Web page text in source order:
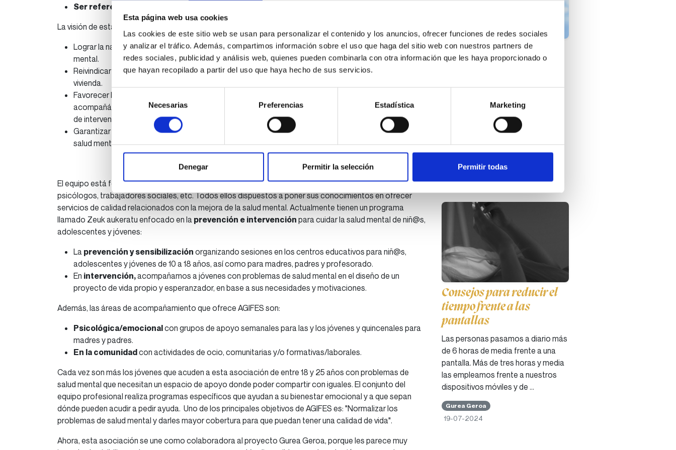
Esta página web usa cookies
Las cookies de este sitio web se usan para personalizar el contenido y los anuncios, ofrecer funciones de redes sociales
y analizar el tráfico. Además, compartimos información sobre el uso que haga del sitio web con nuestros partners de
redes sociales, publicidad y análisis web, quienes pueden combinarla con otra información que les haya proporcionado o
que hayan recopilado a partir del uso que haya hecho de sus servicios.
Selección
consentimiento
Necesarias Preferencias Estadística Marketing
Denegar Permitir la selección Permitir todas
Ser referentes en salud mental en Gipuzkoa.
La visión de esta asociación es:
Lograr la naturalización e integración en la comunidad de las personas con problemas de salud
mental.
Reivindicar servicios de calidad para nuestro colectivo en los ámbitos social, laboral, sanitario y de
vivienda.
Favorecer la calidad de vida de las personas con problemas de salud mental y de sus familiares
acompañándolos en la elaboración y logro de sus proyectos de vida individuales mediante un modelo
de intervención centrado en la persona.
Garantizar el cumplimiento de los derechos ciudadanos de todas las personas con problemas de
salud mental.
El equipo está formado por aproximadamente 50 trabajadores: educadores sociales, monitores,
psicólogos, trabajadores sociales, etc. Todos ellos dispuestos a poner sus conocimientos en ofrecer
servicios de calidad relacionados con la mejora de la salud mental. Actualmente tienen un programa
llamado Zeuk aukeratu enfocado en la prevención e intervención para cuidar la salud mental de niñ@s,
adolescentes y jóvenes:
La prevención y sensibilización organizando sesiones en los centros educativos para niñ@s,
adolescentes y jóvenes de 10 a 18 años, así como para madres, padres y profesorado.
En intervención,acompañamos a jóvenes con problemas de salud mental en el diseño de un
proyecto de vida propio y esperanzador, en base a sus necesidades y motivaciones.
Además, las áreas de acompañamiento que ofrece AGIFES son:
Psicológica/emocionalcon grupos de apoyo semanales para las y los jóvenes y quincenales para
madres y padres.
En la comunidadcon actividades de ocio, comunitarias y/o formativas/laborales.
Cada vez son más los jóvenes que acuden a esta asociación de entre 18 y 25 años con problemas de
salud mental que necesitan un espacio de apoyo donde poder compartir con iguales. El conjunto del
equipo profesional realiza programas específicos que ayudan a su bienestar emocional y a que sepan
dónde pueden acudir a pedir ayuda. Uno de los principales objetivos de AGIFES es: "Normalizar los
problemas de salud mental y darles mayor cobertura para que puedan tener una calidad de vida".
Ahora, esta asociación se une como colaboradora al proyecto Gurea Geroa, porque les parece muy
Estrategias para mitigar
los efectos del calor en la
impacto significativo en la salud
mental, desde aumentar los niveles
de estrés y ansiedad hasta afectar
negativamente la función cognitiva.
Sin embargo, con …
Consejos para reducir el
tiempo frente a las
pantallas
Las personas pasamos a diario más
de 6 horas de media frente a una
pantalla. Más de tres horas y media
las empleamos frente a nuestros
dispositivos móviles y de …
Gurea Geroa
19-07-2024